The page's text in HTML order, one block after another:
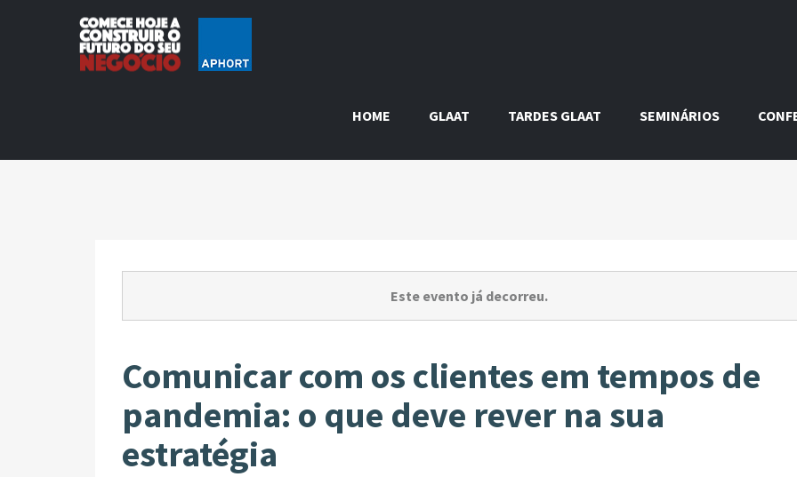
HOME GLAAT TARDES GLAAT SEMINÁRIOS
Este evento já decorreu.
Comunicar com os clientes em tempos de
pandemia: o que deve rever na sua
estratégia